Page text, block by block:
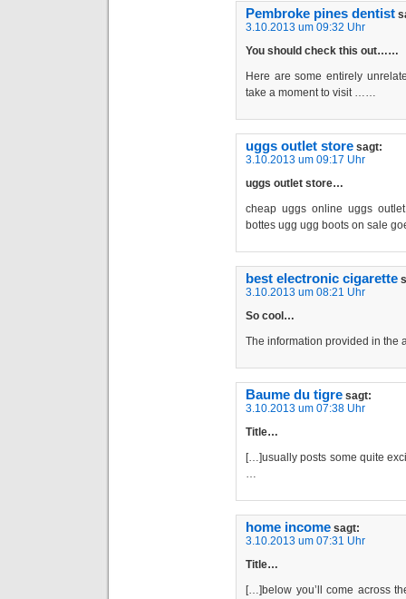
Pembroke pines dentist
3.10.2013 um 09:32 Uhr
You should check this out……
Here are some entirely
take a moment to visit ……
uggs outlet store sagt:
3.10.2013 um 09:17 Uhr
uggs outlet store…
cheap uggs online uggs
bottes ugg ugg boots on sale
best electronic cigarette
3.10.2013 um 08:21 Uhr
So cool…
The information provided in the
Baume du tigre sagt:
3.10.2013 um 07:38 Uhr
Title…
[…]usually posts some quite
…
home income sagt:
3.10.2013 um 07:31 Uhr
Title…
[…]below you’ll come across